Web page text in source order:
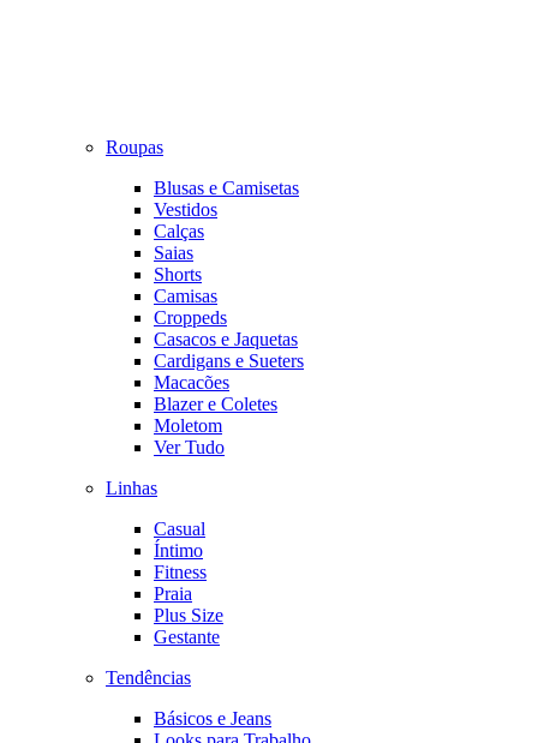
Roupas
Blusas e Camisetas
Vestidos
Calças
Saias
Shorts
Camisas
Croppeds
Casacos e Jaquetas
Cardigans e Sueters
Macacões
Blazer e Coletes
Moletom
Ver Tudo
Linhas
Casual
Íntimo
Fitness
Praia
Plus Size
Gestante
Tendências
Básicos e Jeans